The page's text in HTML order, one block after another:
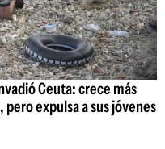
Ceuta: crece más
expulsa a sus jóvenes